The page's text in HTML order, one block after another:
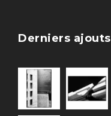
Derniers ajouts